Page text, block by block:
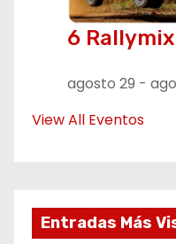
6
agosto 29 -
View All Eventos
Entradas Más